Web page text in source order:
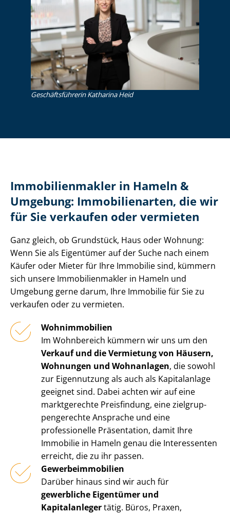
Ge­schäfts­füh­re­rin Katharina Heid
Im­mo­bi­li­en­mak­ler in Hameln &
Umgebung: Immobilienarten, die wir
für Sie verkaufen oder vermieten
Ganz gleich, ob Grundstück, Haus oder Wohnung:
Wenn Sie als Eigentümer auf der Suche nach einem
Käufer oder Mieter für Ihre Immobilie sind, kümmern
sich unsere Im­mo­bi­li­en­mak­ler in Hameln und
Umgebung gerne darum, Ihre Immobilie für Sie zu
verkaufen oder zu vermieten.
Wohnimmobilien
Im Wohnbereich kümmern wir uns um den
Verkauf und die Vermietung von Häusern,
Wohnungen und Wohnanlagen, die sowohl
zur Eigennutzung als auch als Kapitalanlage
geeignet sind. Dabei achten wir auf eine
marktgerechte Preisfindung, eine ziel­grup­
pen­ge­rech­te Ansprache und eine
professionelle Präsentation, damit Ihre
Immobilie in Hameln genau die Interessenten
erreicht, die zu ihr passen.
Ge­wer­be­im­mo­bi­li­en
Darüber hinaus sind wir auch für
gewerbliche Eigentümer und
Kapitalanlegertätig. Büros, Praxen,